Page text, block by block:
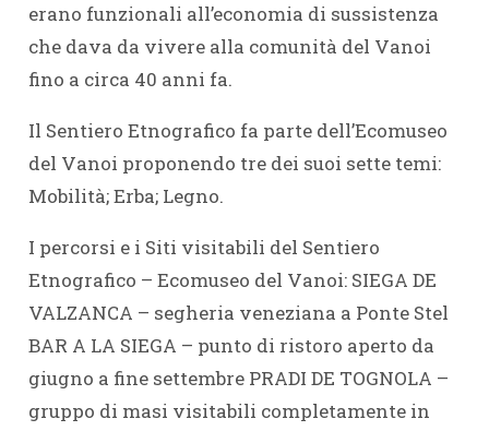
erano funzionali all’economia di sussistenza
che dava da vivere alla comunità del Vanoi
fino a circa 40 anni fa.
Il Sentiero Etnografico fa parte dell’Ecomuseo
del Vanoi proponendo tre dei suoi sette temi:
Mobilità; Erba; Legno.
I percorsi e i Siti visitabili del Sentiero
Etnografico – Ecomuseo del Vanoi: SIEGA DE
VALZANCA – segheria veneziana a Ponte Stel
BAR A LA SIEGA – punto di ristoro aperto da
giugno a fine settembre PRADI DE TOGNOLA –
gruppo di masi visitabili completamente in